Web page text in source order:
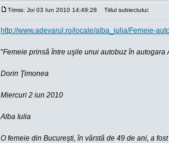
Trimis: Joi 03 Iun 2010 14:49:28 Titlul subiectului:
http://www.adevarul.ro/locale/alba_iulia/Femeie-
"Femeie prinsă între uşile unui autobuz în autogara
Dorin Ţimonea
Miercuri 2 iun 2010
Alba Iulia
O femeie din Bucureşti, în vârstă de 49 de ani, a